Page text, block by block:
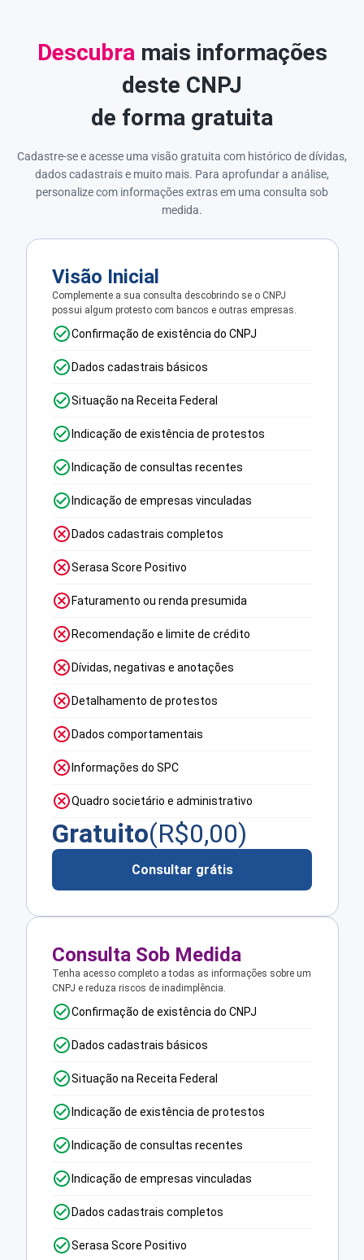
Descubramais informações
deste CNPJ
de forma gratuita
Cadastre-se e acesse uma visão gratuita com histórico de dívidas,
dados cadastrais e muito mais. Para aprofundar a análise,
personalize com informações extras em uma consulta sob
medida.
Visão Inicial
Complemente a sua consulta descobrindo se o CNPJ
possui algum protesto com bancos e outras empresas.
Confirmação de existência do CNPJ
Dados cadastrais básicos
Situação na Receita Federal
Indicação de existência de protestos
Indicação de consultas recentes
Indicação de empresas vinculadas
Dados cadastrais completos
Serasa Score Positivo
Faturamento ou renda presumida
Recomendação e limite de crédito
Dívidas, negativas e anotações
Detalhamento de protestos
Dados comportamentais
Informações do SPC
Quadro societário e administrativo
Gratuito(R$0,00)
Consultar grátis
Consulta Sob Medida
Tenha acesso completo a todas as informações sobre um
CNPJ e reduza riscos de inadimplência.
Confirmação de existência do CNPJ
Dados cadastrais básicos
Situação na Receita Federal
Indicação de existência de protestos
Indicação de consultas recentes
Indicação de empresas vinculadas
Dados cadastrais completos
Serasa Score Positivo